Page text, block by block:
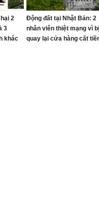
2
3
khác
Động đất tại Nhật Bản: 2
nhân viên thiệt mạng vì
quay lại cửa hàng cất